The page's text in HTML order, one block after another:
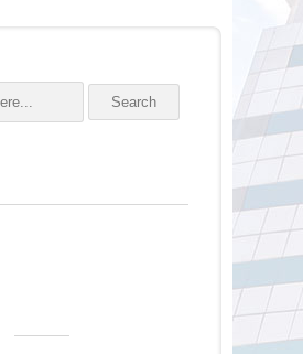
Search